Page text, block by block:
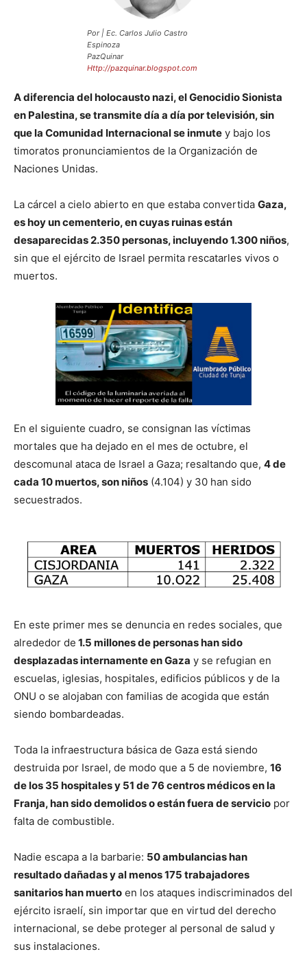
Por | Ec. Carlos Julio Castro
Espinoza
PazQuinar
Http://pazquinar.blogspot.com
A diferencia del holocausto nazi, el Genocidio Sionista
en Palestina, se transmite día a día por televisión, sin
que la Comunidad Internacional se inmute y bajo los
timoratos pronunciamientos de la Organización de
Naciones Unidas.
La cárcel a cielo abierto en que estaba convertida Gaza,
es hoy un cementerio, en cuyas ruinas están
desaparecidas 2.350 personas, incluyendo 1.300 niños,
sin que el ejército de Israel permita rescatarles vivos o
muertos.
En el siguiente cuadro, se consignan las víctimas
mortales que ha dejado en el mes de octubre, el
descomunal ataca de Israel a Gaza; resaltando que, 4 de
cada 10 muertos, son niños (4.104) y 30 han sido
secuestrados.
En este primer mes se denuncia en redes sociales, que
alrededor de 1.5 millones de personas han sido
desplazadas internamente en Gaza y se refugian en
escuelas, iglesias, hospitales, edificios públicos y de la
ONU o se alojaban con familias de acogida que están
siendo bombardeadas.
Toda la infraestructura básica de Gaza está siendo
destruida por Israel, de modo que a 5 de noviembre, 16
de los 35 hospitales y 51 de 76 centros médicos en la
Franja, han sido demolidos o están fuera de servicio por
falta de combustible.
Nadie escapa a la barbarie: 50 ambulancias han
resultado dañadas y al menos 175 trabajadores
sanitarios han muerto en los ataques indiscriminados del
ejército israelí, sin importar que en virtud del derecho
internacional, se debe proteger al personal de salud y
sus instalaciones.